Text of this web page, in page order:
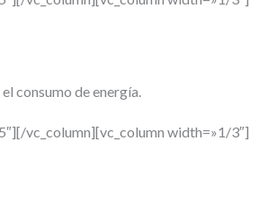
el consumo de energía.
vc_column][vc_column width=»1/3″]